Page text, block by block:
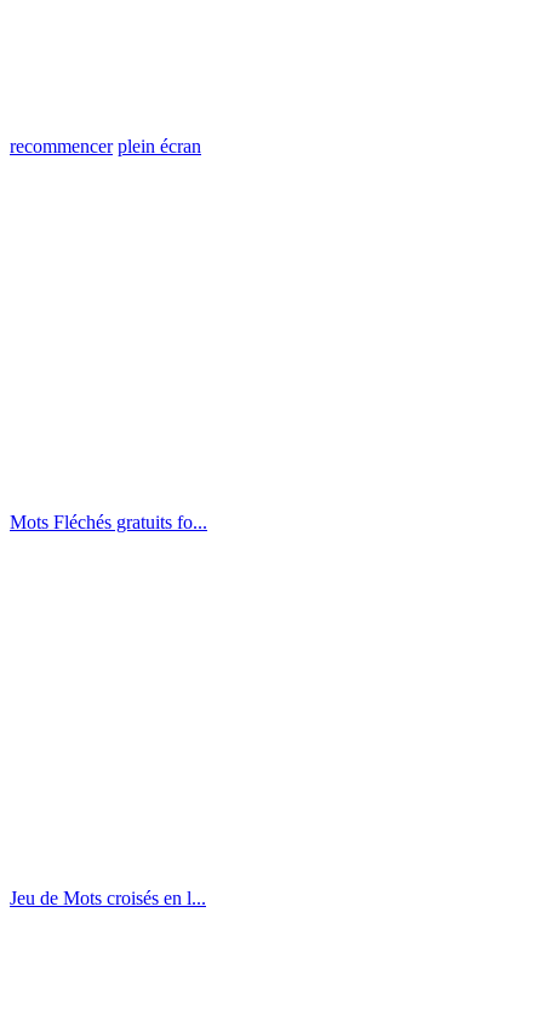
recommencer plein écran
Mots Fléchés gratuits fo...
Jeu de Mots croisés en l...